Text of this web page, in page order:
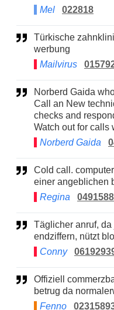
Mel
022818
Türkische zahnklinik - aggressive
werbung
Mailvirus
Norberd Gaida who is that? Smart
Call an New
checks and
Watch out for calls
Norberd Gaida
Cold call. computer generierter anruf
einer angeblichen
Regina
Täglicher anruf, da jedesmal andere
endziffern, nützt
Conny
Offiziell commerzbank aber evtl
betrug da
Fenno